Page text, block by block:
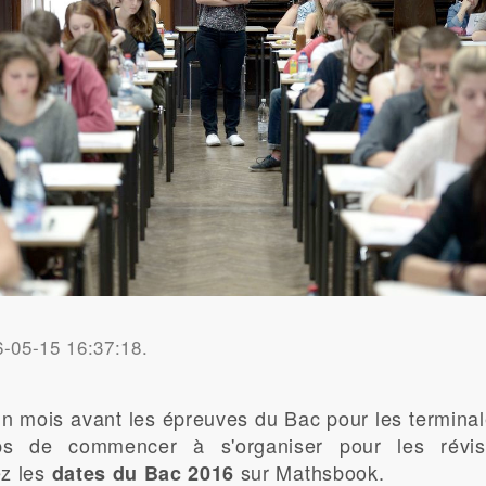
05-15 16:37:18.
mois avant les épreuves du Bac pour les
de commencer à s'organiser pour les
les dates du Bac 2016 sur Mathsbook.